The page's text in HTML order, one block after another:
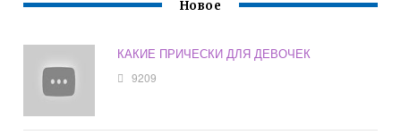
Новое
КАКИЕ ПРИЧЕСКИ ДЛЯ ДЕВОЧЕК
9209